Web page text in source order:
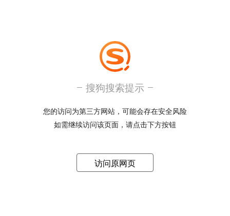
搜狗搜索提示
您的访问为第三方网站，可能会存在安全风险
如需继续访问该页面，请点击下方按钮
访问原网页